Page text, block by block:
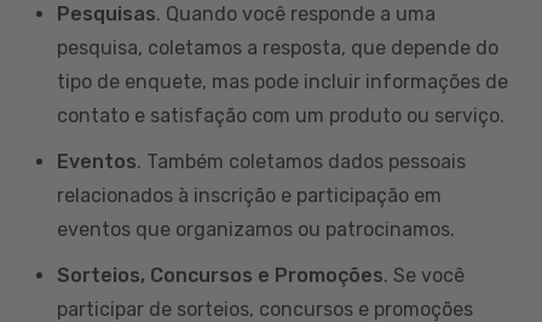
Pesquisas. Quando você responde a uma
pesquisa, coletamos a resposta, que depende do
tipo de enquete, mas pode incluir informações de
contato e satisfação com um produto ou serviço.
Eventos. Também coletamos dados pessoais
relacionados à inscrição e participação em
eventos que organizamos ou patrocinamos.
Sorteios, Concursos e Promoções. Se você
participar de sorteios, concursos e promoções